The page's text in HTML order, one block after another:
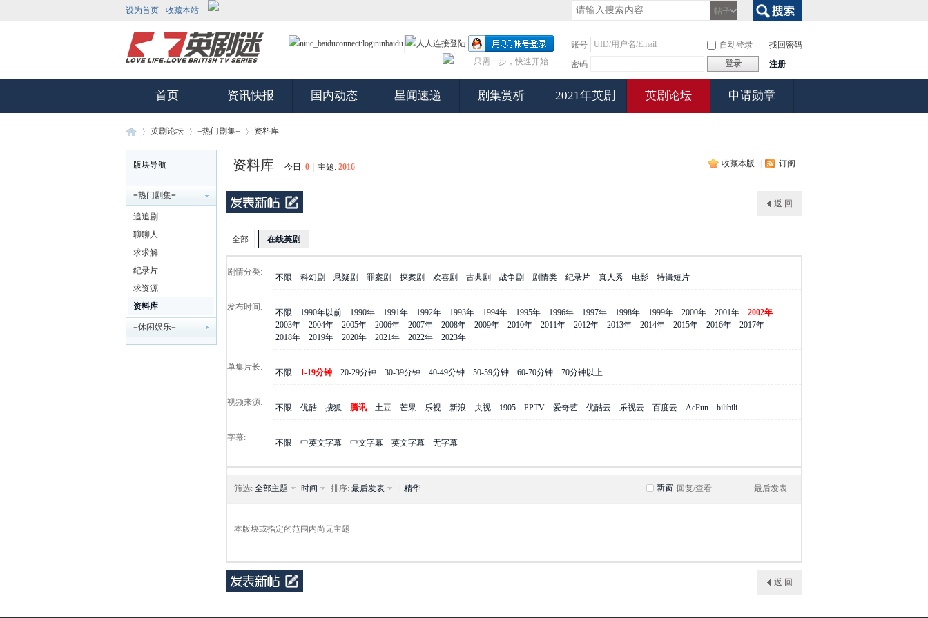
设为首页 收藏本站
帖子
账号
自动登录
找回密码
密码
登录 注册
只需一步，快速开始
首页 资讯快报 国内动态 星闻速递 剧集赏析 2021年英剧 英剧论坛 申请勋章
剧
»
英剧论坛 =热门剧集=
›
资料库
版块导航
=热门剧集=
追追剧
聊聊人
求求解
纪录片
求资源
资料库
=休闲娱乐=
收藏本版 订阅
资料库 今日: 0 主题: 2016
返 回
全部 在线英剧
剧情分类:
不限 科幻剧 悬疑剧 罪案剧 探案剧 欢喜剧 古典剧 战争剧 剧情类 纪录片 真人秀 电影 特辑短片
发布时间:
不限 1990年以前 1990年 1991年 1992年 1993年 1994年 1995年 1996年 1997年 1998年 1999年 2000年 2001年
2002年
2003年
2004年 2005年 2006年 2007年 2008年 2009年 2010年 2011年 2012年 2013年 2014年 2015年 2016年
2017年
2018年
2019年 2020年 2021年 2022年 2023年
单集片长:
不限 1-19分钟 20-29分钟 30-39分钟 40-49分钟 50-59分钟 60-70分钟 70分钟以上
视频来源:
不限 优酷 搜狐 腾讯 土豆 芒果 乐视 新浪 央视 1905 PPTV 爱奇艺 优酷云 乐视云 百度云 AcFun bilibili
字幕:
不限 中英文字幕 中文字幕 英文字幕 无字幕
新窗
筛选: 全部主题 时间 排序: 最后发表 精华 回复/查看 最后发表
本版块或指定的范围内尚无主题
返 回